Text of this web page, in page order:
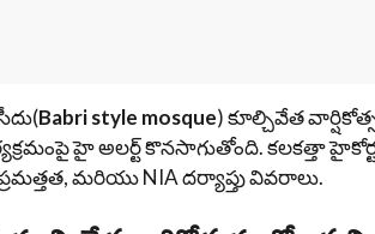
Babri style mosque) కూల్చివేత
హై అలర్ట్ కొనసాగుతోంది. కలకత్తా
మరియు NIA దర్యాప్తు వివరాలు.